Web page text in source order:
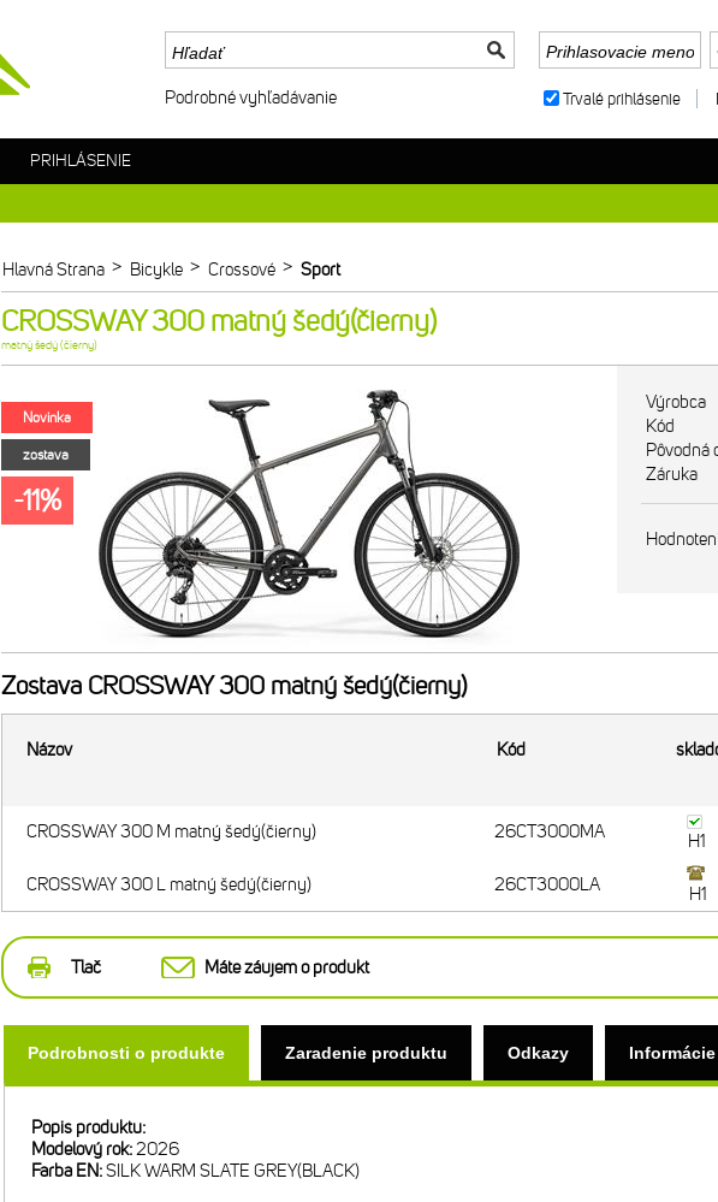
Hlavná Strana > Bicykle > Crossové > Sport
CROSSWAY 300 matný šedý(čierny)
matný šedý (čierny)
Novinka
zostava
-11%
Výrobca
Kód
Pôvodná
Záruka
Zostava CROSSWAY 300 matný šedý(čierny)
Názov Kód
CROSSWAY 300 M matný šedý(čierny) 26CT3000MA H1
CROSSWAY 300 L matný šedý(čierny) 26CT3000LA H1
Tlač Máte záujem o produkt
Podrobnosti o produkte Zaradenie produktu Odkazy
Popis produktu:
Modelový rok:2026
Farba EN:SILK WARM SLATE GREY(BLACK)
Podrobné vyhľadávanie
PRIHLÁSENIE
Trvalé prihlásenie